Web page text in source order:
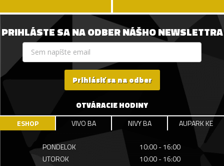
PRIHLÁSTE SA NA ODBER NÁŠHO NEWSLETTRA
Prihlásiť sa na odber
OTVÁRACIE HODINY
ESHOP VIVO BA NIVY BA AUPARK KE
PONDELOK
10:00 - 16:00
UTOROK
10:00 - 16:00